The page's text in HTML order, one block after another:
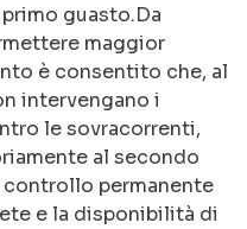
guasto.Da
maggior
è consentito che, al
intervengano i
le sovracorrenti,
al secondo
controllo permanente
e la disponibilità di